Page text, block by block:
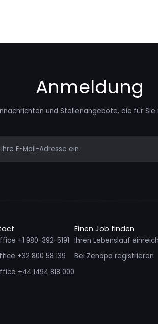
Anmeldung
und Stellenangebote, die für
+1 980-392-5191
+32 800 58 139
+44 1494 818 000
Einen Job finden
Ihren Lebenslauf
Bei Zenopa registrieren